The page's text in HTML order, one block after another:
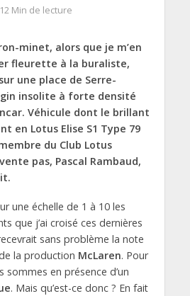
12 Min de lecture
minet, alors que je m’en
fleurette à la buraliste,
une place de Serre-
insolite à forte densité
Véhicule dont le brillant
en Lotus Elise S1 Type 79
du Club Lotus
pas, Pascal Rambaud,
une échelle de 1 à 10 les
que j’ai croisé ces dernières
sans problème la note
la production McLaren. Pour
sommes en présence d’un
. Mais qu’est-ce donc ? En fait